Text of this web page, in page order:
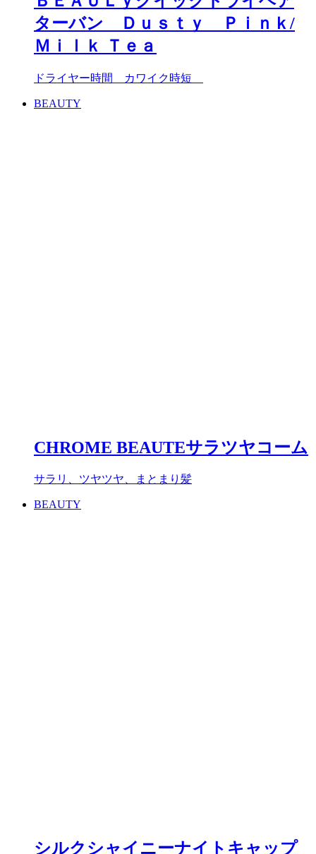
ターバン Ｄｕｓｔｙ Ｐｉｎｋ/
Ｍｉｌｋ Ｔｅａ
ドライヤー時間 カワイク時短
BEAUTY
CHROME BEAUTEサラツヤコーム
サラリ、ツヤツヤ、まとまり髪
BEAUTY
シルクシャイニーナイトキャップ